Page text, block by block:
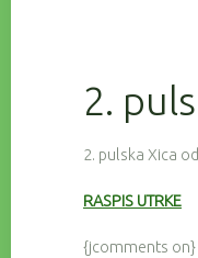
2.
2. pulska Xica
RASPIS UTRKE
{jcomments on}